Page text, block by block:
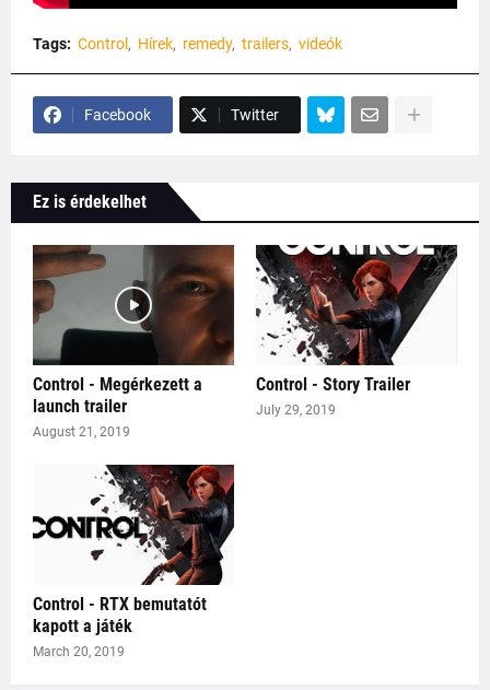
Tags: Control Hírek remedy trailers videók
Facebook Twitter
Ez is érdekelhet
Control - Megérkezett a
launch trailer
August 21, 2019
Control - Story Trailer
July 29, 2019
Control - RTX bemutatót
kapott a játék
March 20, 2019